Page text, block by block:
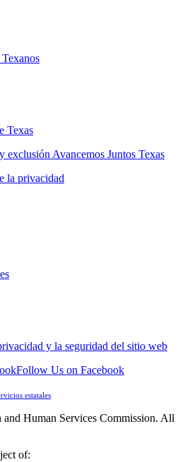
Texas
exclusión Avancemos Juntos Texas
la privacidad
y la seguridad del sitio web
Follow Us on Facebook
estatales
Human Services Commission. All
of: